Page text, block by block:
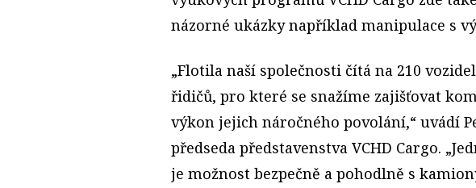
názorné ukázky například manipulace s
„Flotila naší společnosti čítá na 210
řidičů, pro které se snažíme zajišťovat
výkon jejich náročného povolání,“ uvádí
předseda představenstva VCHD Cargo.
je možnost bezpečně a pohodlně s